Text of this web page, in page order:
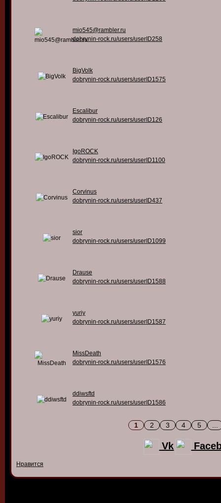
mio545@rambler.ru
dobrynin-rock.ru/users/userID258
BigVolk
dobrynin-rock.ru/users/userID1575
Escalibur
dobrynin-rock.ru/users/userID126
IgoROCK
dobrynin-rock.ru/users/userID1100
Corvinus
dobrynin-rock.ru/users/userID437
sior
dobrynin-rock.ru/users/userID1099
Drause
dobrynin-rock.ru/users/userID1588
yuriy
dobrynin-rock.ru/users/userID1587
MissDeath
dobrynin-rock.ru/users/userID1576
ddiwsftd
dobrynin-rock.ru/users/userID1586
1 2 3 4 5
Vk
Нравится